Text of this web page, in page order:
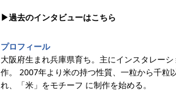
▶︎過去のインタビューはこちら
プロフィール
大阪府生まれ兵庫県育ち。主にインスタレー
作。 2007年より米の持つ性質、一粒から千粒
れ、「米」をモチーフ に制作を始める。